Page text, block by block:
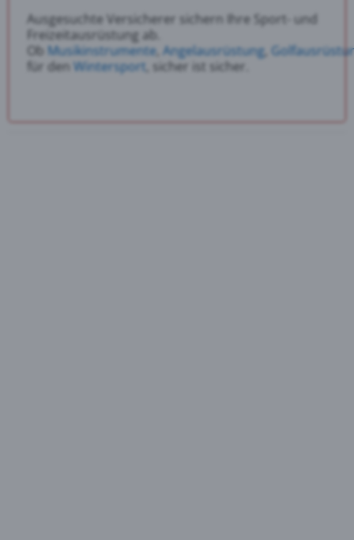
Ausgesuchte Versicherer sichern Ihre Sport- und
Freizeitausrüstung ab.
Ob Musikinstrumente, Angelausrüstung,
für den Wintersport , sicher ist sicher.